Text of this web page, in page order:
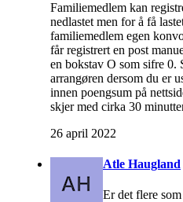
Familiemedlem kan
nedlastet men for å få
familiemedlem egen
får registrert en post
en bokstav O som sifre 0.
arrangøren dersom du er
innen poengsum på
skjer med cirka 30
26 april 2022
Atle Haugland
Er det flere